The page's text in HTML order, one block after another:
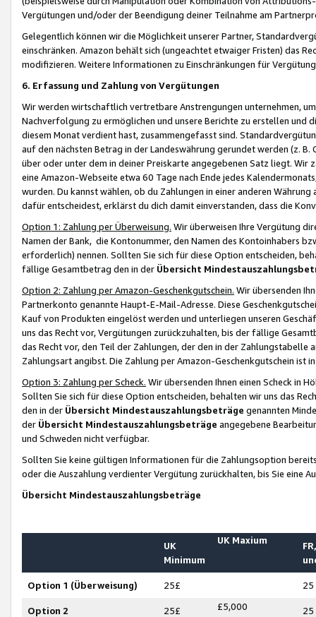
Vergütungen und/oder der Beendigung deiner Teilnahme am
Gelegentlich können wir die Möglichkeit unserer Partner,
einschränken. Amazon behält sich (ungeachtet etwaiger Fristen) das
modifizieren. Weitere Informationen zu Einschränkungen für
6. Erfassung und Zahlung von Vergütungen
Wir werden wirtschaftlich vertretbare Anstrengungen unternehmen,
Nachverfolgung zu ermöglichen und unsere Berichte zu erstellen und
diesem Monat verdient hast, zusammengefasst sind.
auf den nächsten Betrag in der Landeswährung gerundet werden (z.
über oder unter dem in deiner Preiskarte angegebenen Satz liegt.
eine Amazon-Webseite etwa 60 Tage nach Ende jedes
wurden. Du kannst wählen, ob du Zahlungen in einer anderen
dafür entscheidest, erklärst du dich damit einverstanden, dass die
Option 1: Zahlung per Überweisung. Wir überweisen Ihre Vergütung
Namen der Bank, die Kontonummer, den Namen des Kontoinhabers
erforderlich) nennen. Sollten Sie sich für diese Option entscheiden,
fällige Gesamtbetrag den in der Übersicht
Option 2: Zahlung per Amazon-Geschenkgutschein. Wir übersenden
Partnerkonto genannte Haupt-E-Mail-Adresse. Diese
Kauf von Produkten eingelöst werden und unterliegen unseren
uns das Recht vor, Vergütungen zurückzuhalten, bis der fällige
das Recht vor, den Teil der Zahlungen, der den in der
Zahlungsart angibst. Die Zahlung per Amazon-Geschenkgutschein ist
Option 3: Zahlung per Scheck. Wir übersenden Ihnen einen Scheck in
Sollten Sie sich für diese Option entscheiden, behalten wir uns das
den in der Übersicht Mindestauszahlungsbeträge genannten
der Übersicht Mindestauszahlungsbeträge angegebene
und Schweden nicht verfügbar.
Sollten Sie keine gültigen Informationen für die Zahlungsoption
oder die Auszahlung verdienter Vergütung zurückhalten, bis Sie
Übersicht Mindestauszahlungsbeträge
UK
Minimum
UK Maxium
Option 1 (Überweisung) 25£ 25
Option 2
25£ £5,000 25